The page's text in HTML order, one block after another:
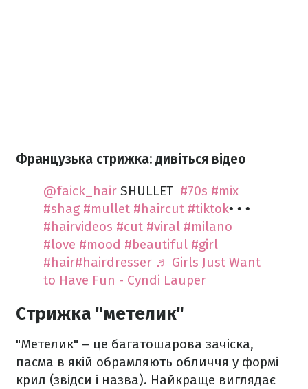
Французька стрижка: дивіться відео
@faick_hair SHULLET ️ #70s #mix
#shag #mullet #haircut #tiktok• • •
#hairvideos #cut #viral #milano
#love #mood #beautiful #girl
#hair#hairdresser ♬ Girls Just Want
to Have Fun - Cyndi Lauper
Стрижка "метелик"
"Метелик" – це багатошарова зачіска,
пасма в якій обрамляють обличчя у формі
крил (звідси і назва). Найкраще виглядає